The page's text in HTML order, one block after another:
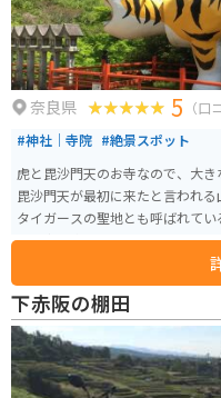
奈良県 5 （口
#神社｜寺院 #絶景スポット
虎と毘沙門天のお寺なので、大き
毘沙門天が最初に来たと言われ
タイガースの聖地とも呼ばれて
ない方も楽しめるスポットです
下赤阪の棚田